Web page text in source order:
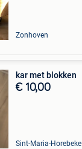
Zonhoven
kar met blokken
€ 10,00
Sint-Maria-Horebeke